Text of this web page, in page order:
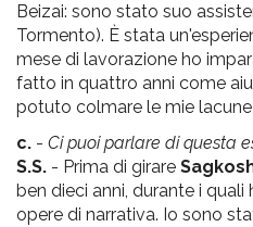
Beizai: sono stato suo
Tormento). È stata
mese di lavorazione ho
fatto in quattro anni come
potuto colmare le mie
c. - Ci puoi parlare di questa
S.S. - Prima di girare
ben dieci anni, durante i
opere di narrativa. Io sono